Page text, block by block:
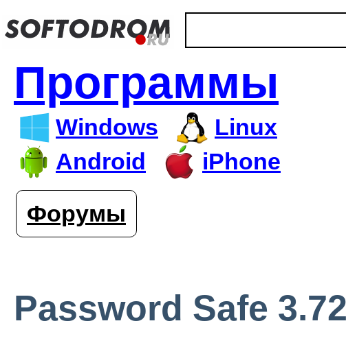
Программы
Windows
Linux
Android
iPhone
Форумы
Password Safe